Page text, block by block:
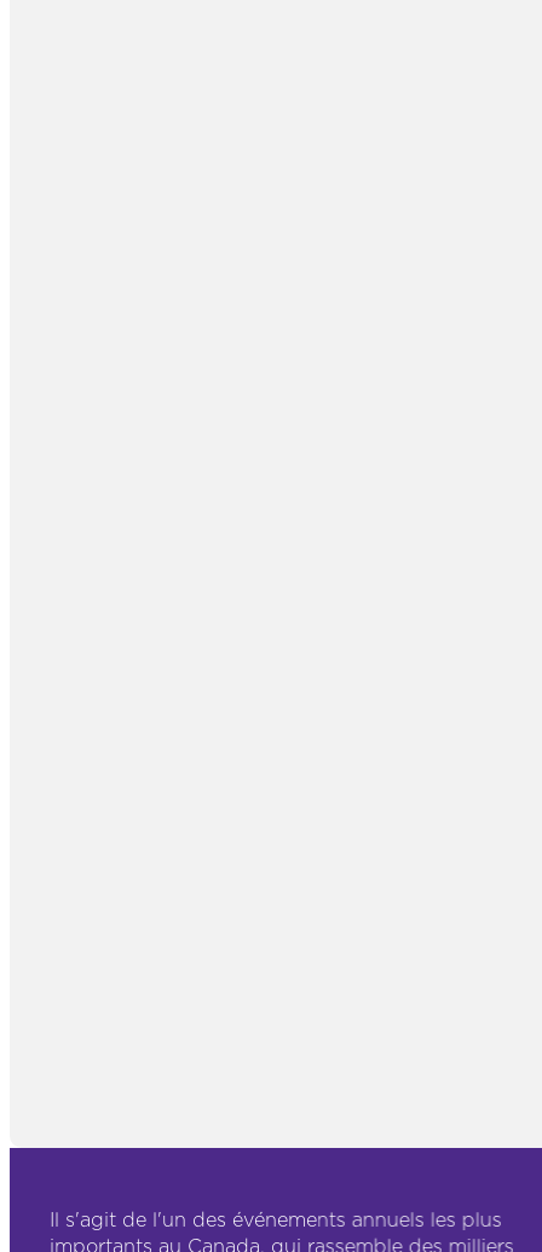
Il s'agit de l'un des événements annuels les plus
importants au Canada, qui rassemble des milliers